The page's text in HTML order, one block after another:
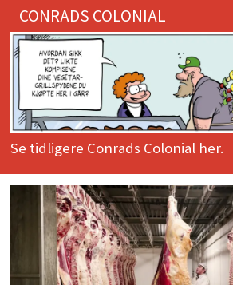
CONRADS COLONIAL
Se tidligere Conrads Colonial her.